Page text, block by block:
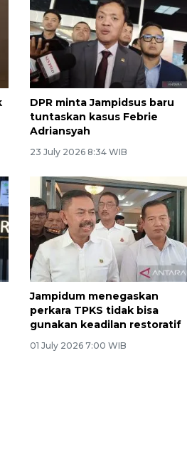
DPR minta Jampidsus baru
tuntaskan kasus Febrie
Adriansyah
23 July 2026 8:34 WIB
Jampidum menegaskan
perkara TPKS tidak bisa
gunakan keadilan restoratif
01 July 2026 7:00 WIB